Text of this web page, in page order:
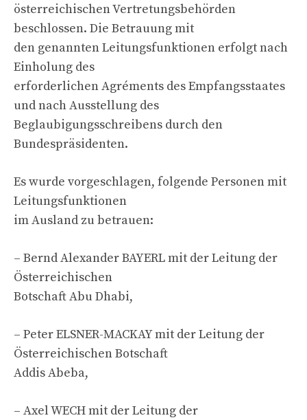
österreichischen Vertretungsbehörden
beschlossen. Die Betrauung mit
den genannten Leitungsfunktionen erfolgt nach
Einholung des
erforderlichen Agréments des Empfangsstaates
und nach Ausstellung des
Beglaubigungsschreibens durch den
Bundespräsidenten.
Es wurde vorgeschlagen, folgende Personen mit
Leitungsfunktionen
im Ausland zu betrauen:
– Bernd Alexander BAYERL mit der Leitung der
Österreichischen
Botschaft Abu Dhabi,
– Peter ELSNER-MACKAY mit der Leitung der
Österreichischen Botschaft
Addis Abeba,
– Axel WECH mit der Leitung der